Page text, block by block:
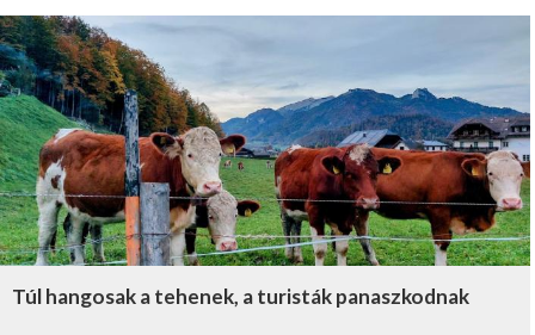
Túl hangosak a tehenek, a turisták panaszkodnak